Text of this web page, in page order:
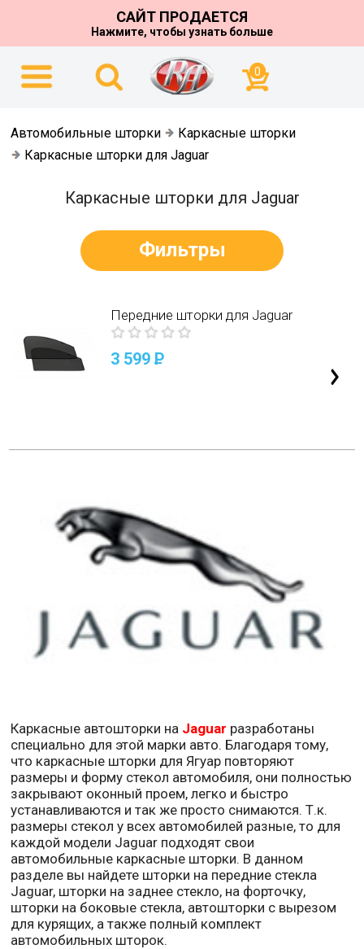
САЙТ ПРОДАЕТСЯ
Нажмите, чтобы узнать больше
0
Автомобильные шторки
Каркасные шторки
Каркасные шторки для Jaguar
Каркасные шторки для Jaguar
Фильтры
Передние шторки для Jaguar
3 599P
Каркасные автошторки на Jaguar разработаны
специально для этой марки авто. Благодаря тому,
что каркасные шторки для Ягуар повторяют
размеры и форму стекол автомобиля, они полностью
закрывают оконный проем, легко и быстро
устанавливаются и так же просто снимаются. Т.к.
размеры стекол у всех автомобилей разные, то для
каждой модели Jaguar подходят свои
автомобильные каркасные шторки. В данном
разделе вы найдете шторки на передние стекла
Jaguar, шторки на заднее стекло, на форточку,
шторки на боковые стекла, автошторки с вырезом
для курящих, а также полный комплект
автомобильных шторок.